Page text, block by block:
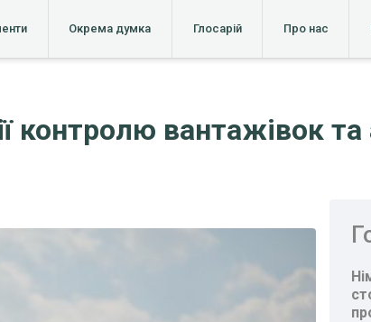
Окрема думка Глосарій Про нас
контролю вантажівок та